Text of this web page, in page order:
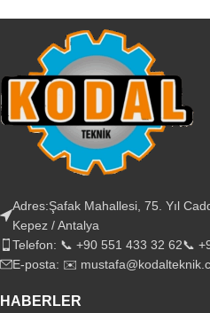
Adres:Şafak Mahallesi, 75. Yıl
Kepez / Antalya
Telefon: 📞 +90 551 433 32 62📞
E-posta: ✉️
HABERLER